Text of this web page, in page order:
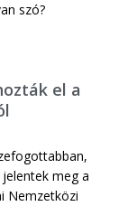
szó?
el a
meg a
Nemzetközi